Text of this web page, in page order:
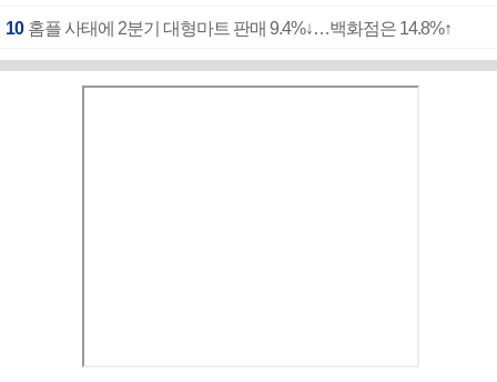
10 홈플 사태에 2분기 대형마트 판매 9.4%↓…백화점은 14.8%↑